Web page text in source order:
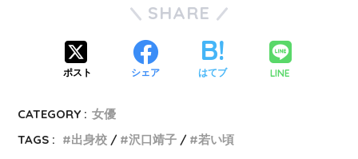
SHARE
ポスト シェア はてブ LINE
CATEGORY : 女優
TAGS :
出身校 沢口靖子 若い頃